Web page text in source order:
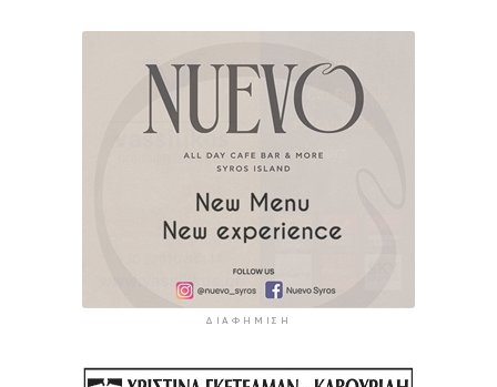
ΔΙΑΦΉΜΙΣΗ